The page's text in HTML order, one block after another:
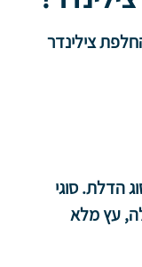
צילינדר
הדלת. סוגי
עץ מלא